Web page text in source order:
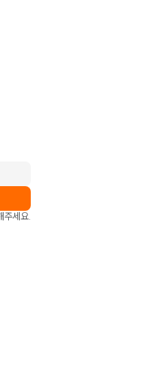
주세요.